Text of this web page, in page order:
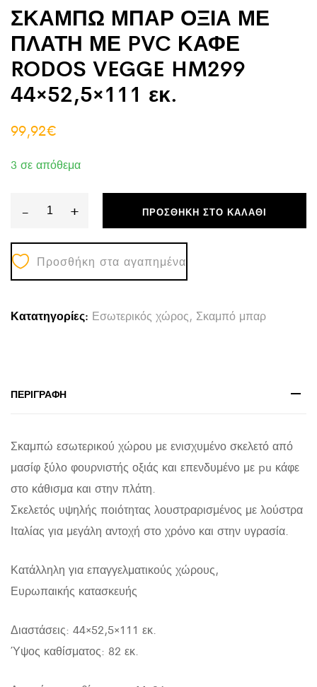
ΣΚΑΜΠΩ ΜΠΑΡ ΟΞΙΑ ΜΕ
ΠΛΑΤΗ ΜΕ PVC ΚΑΦΕ
RODOS VEGGE HM299
44×52,5×111 εκ.
99,92€
3 σε απόθεμα
-
ΣΚΑΜΠΩ
ΜΠΑΡ
ΟΞΙΑ
ΜΕ
ΜΕ
RODOS
44x52,5x111
εκ.
quantity
+ ΠΡΟΣΘΉΚΗ ΣΤΟ ΚΑΛΆΘΙ
Προσθήκη στα αγαπημένα
Κατατηγορίες: Εσωτερικός χώρος, Σκαμπό μπαρ
ΠΕΡΙΓΡΑΦΉ
Σκαμπώ εσωτερικού χώρου με ενισχυμένο σκελετό από
μασίφ ξύλο φουρνιστής οξιάς και επενδυμένο με pu κάφε
στο κάθισμα και στην πλάτη.
Σκελετός υψηλής ποιότητας λουστραρισμένος με λούστρα
Ιταλίας για μεγάλη αντοχή στο χρόνο και στην υγρασία.
Κατάλληλη για επαγγελματικούς χώρους,
Ευρωπαικής κατασκευής
Διαστάσεις: 44×52,5×111 εκ.
Ύψος καθίσματος: 82 εκ.